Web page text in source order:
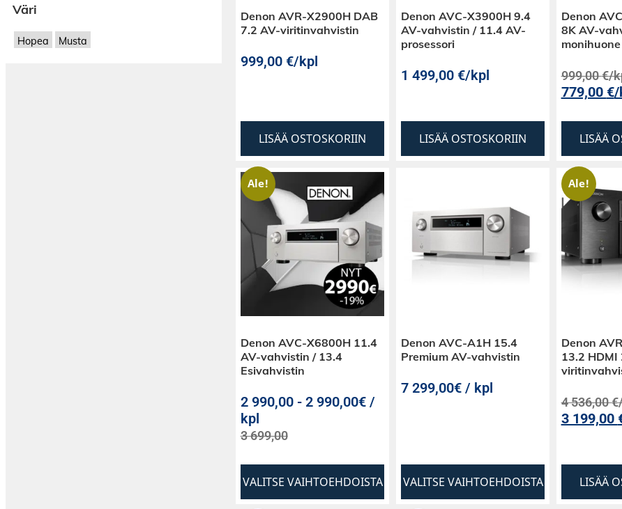
Väri
Hopea Musta
Denon AVR-X2900H DAB
7.2 AV-viritinvahvistin
999,00 €/kpl
LISÄÄ OSTOSKORIIN
Denon AVC-X3900H 9.4
AV-vahvistin / 11.4 AV-
prosessori
1 499,00 €/kpl
LISÄÄ OSTOSKORIIN
Denon
8K AV-
monihuone
999,00€/
779,00 €/
LISÄÄ
Ale!
Denon AVC-X6800H 11.4
AV-vahvistin / 13.4
Esivahvistin
2 990,00- 2 990,00€ /
kpl
3 699,00
VALITSE VAIHTOEHDOISTA
Denon AVC-A1H 15.4
Premium AV-vahvistin
7 299,00€ / kpl
VALITSE VAIHTOEHDOISTA
Ale!
Denon
13.2
4 536,00€
3 199,00
LISÄÄ